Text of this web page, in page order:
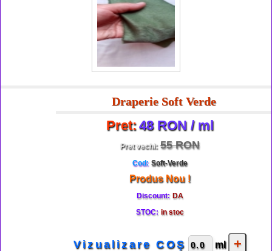
Draperie Soft Verde
Pret:48 RON / ml
Pret vechi: 55 RON
Cod: Soft-Verde
Produs Nou !
Discount: DA
STOC: in stoc
Vizualizare COŞ ml